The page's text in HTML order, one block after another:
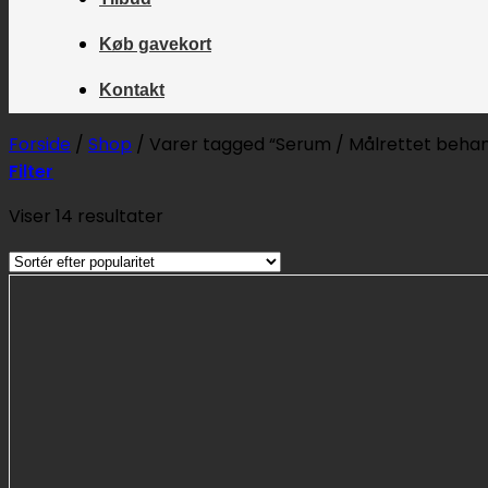
Køb gavekort
Kontakt
Forside / Shop / Varer tagged “Serum / Målrettet
Filter
Viser 14 resultater
popularitet